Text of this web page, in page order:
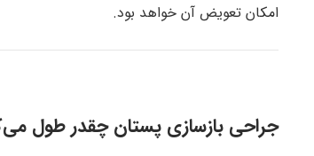
امکان تعویض آن خواهد بود.
جراحی بازسازی پستان چقدر طول